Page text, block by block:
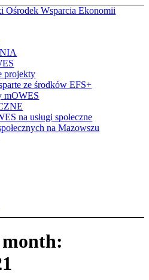
projekty
ze środków EFS+
mOWES
na usługi społeczne
na Mazowszu